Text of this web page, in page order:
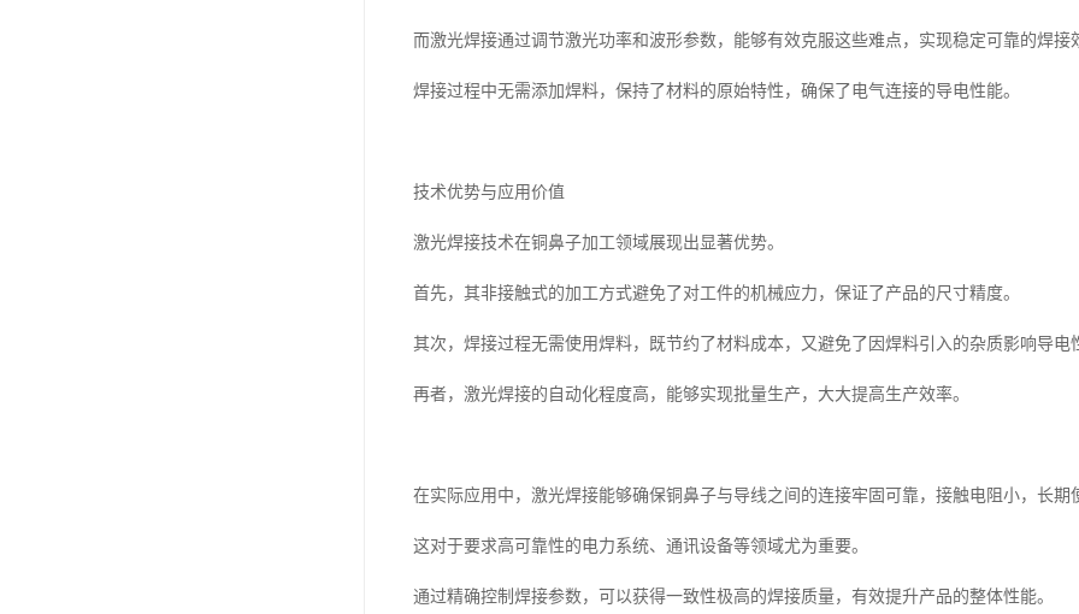
而激光焊接通过调节激光功率和波形参数，能够有效克服这些难点，实现稳定可靠的焊接
焊接过程中无需添加焊料，保持了材料的原始特性，确保了电气连接的导电性能。
技术优势与应用价值
激光焊接技术在铜鼻子加工领域展现出显著优势。
首先，其非接触式的加工方式避免了对工件的机械应力，保证了产品的尺寸精度。
其次，焊接过程无需使用焊料，既节约了材料成本，又避免了因焊料引入的杂质影响导电
再者，激光焊接的自动化程度高，能够实现批量生产，大大提高生产效率。
在实际应用中，激光焊接能够确保铜鼻子与导线之间的连接牢固可靠，接触电阻小，长期
这对于要求高可靠性的电力系统、通讯设备等领域尤为重要。
通过精确控制焊接参数，可以获得一致性极高的焊接质量，有效提升产品的整体性能。